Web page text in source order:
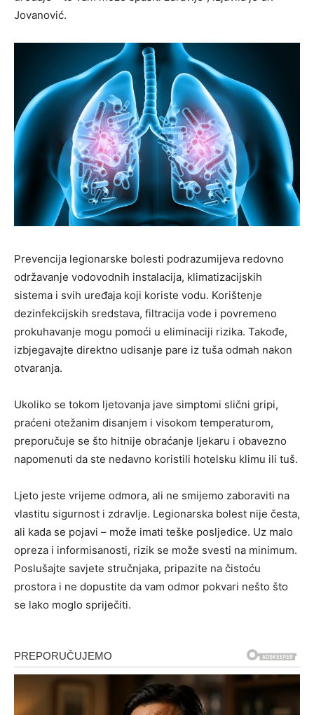
Jovanović.
Prevencija legionarske bolesti podrazumijeva redovno
održavanje vodovodnih instalacija, klimatizacijskih
sistema i svih uređaja koji koriste vodu. Korištenje
dezinfekcijskih sredstava, filtracija vode i povremeno
prokuhavanje mogu pomoći u eliminaciji rizika. Takođe,
izbjegavajte direktno udisanje pare iz tuša odmah nakon
otvaranja.
Ukoliko se tokom ljetovanja jave simptomi slični gripi,
praćeni otežanim disanjem i visokom temperaturom,
preporučuje se što hitnije obraćanje ljekaru i obavezno
napomenuti da ste nedavno koristili hotelsku klimu ili tuš.
Ljeto jeste vrijeme odmora, ali ne smijemo zaboraviti na
vlastitu sigurnost i zdravlje. Legionarska bolest nije česta,
ali kada se pojavi – može imati teške posljedice. Uz malo
opreza i informisanosti, rizik se može svesti na minimum.
Poslušajte savjete stručnjaka, pripazite na čistoću
prostora i ne dopustite da vam odmor pokvari nešto što
se lako moglo spriječiti.